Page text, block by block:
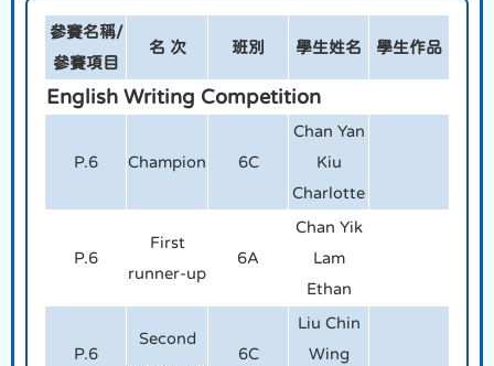
參賽名稱/
參賽項目
名 次 班別 學生姓名 學生作品
English Writing Competition
P.6 Champion 6C
Chan Yan
Kiu
Charlotte
P.6
First
runner-up
6A
Chan Yik
Lam
Ethan
P.6
Second
6C
Liu Chin
Wing